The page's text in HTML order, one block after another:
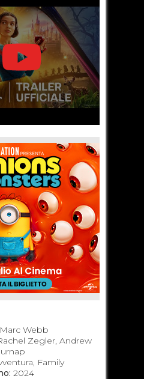
Marc Webb
Zegler, Andrew
Family
2024